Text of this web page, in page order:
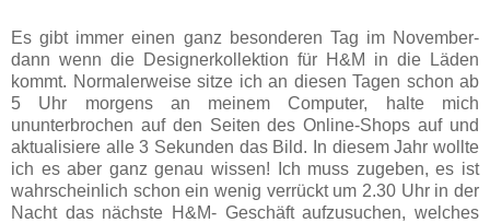
Es gibt immer einen ganz besonderen Tag im November-
dann wenn die Designerkollektion für H&M in die Läden
kommt. Normalerweise sitze ich an diesen Tagen schon ab
5 Uhr morgens an meinem Computer, halte mich
ununterbrochen auf den Seiten des Online-Shops auf und
aktualisiere alle 3 Sekunden das Bild. In diesem Jahr wollte
ich es aber ganz genau wissen! Ich muss zugeben, es ist
wahrscheinlich schon ein wenig verrückt um 2.30 Uhr in der
Nacht das nächste H&M- Geschäft aufzusuchen, welches